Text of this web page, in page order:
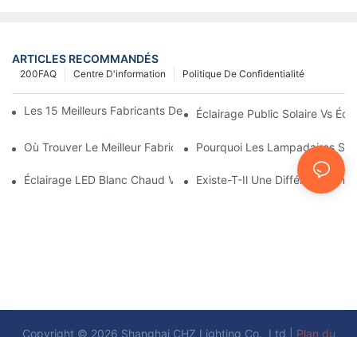
ARTICLES RECOMMANDÉS
Politique De Confidentialité
Centre D'information
200FAQ
Les 15 Meilleurs Fabricants De Lampadaires Solaires Au Monde
Éclairage Public Solaire Vs
Où Trouver Le Meilleur Fabricant De Lampadaires Solaires ?
Pourquoi Les Lampadaires
Éclairage LED Blanc Chaud Vs Blanc DouxExiste-T-Il Une Différence
Copyright © 2026 Shanghai CHZ Lighting Co., Ltd | Plan du